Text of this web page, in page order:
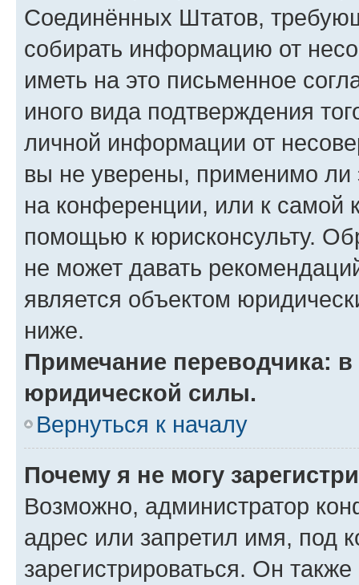
Соединённых Штатов,
собирать информацию от
иметь на это письменное
иного вида подтверждения
личной информации от
вы не уверены, применимо ли
на конференции, или к самой
помощью к юрисконсульту.
не может давать
является объектом
ниже.
Примечание переводчика:
юридической силы.
Вернуться к началу
Почему я не могу
Возможно, администратор
адрес или запретил имя, под
зарегистрироваться. Он